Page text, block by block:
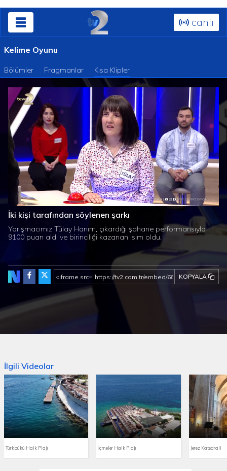
canlı
Kelime Oyunu
Bölümler Fragmanlar Kısa Klipler
/ Toplam
Süre
Yüklendi:
0%
Yükleniyor:
0%
İki kişi tarafından söylenen şarkı
Yarışmacımız Tülay Hanım, çıkardığı şahane performansıyla
9100 puan aldı ve birinciliği kazanan isim oldu.
KOPYALA
İlgili Videolar
Türkbükü Halk Plajı İçmeler Halk Plajı Jerez Katedrali